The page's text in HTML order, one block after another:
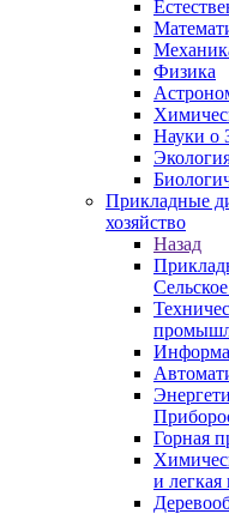
Физика
Науки о
Прикладные
хозяйство
Назад
Горная
и